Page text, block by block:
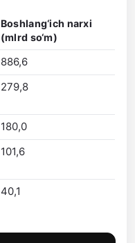
Boshlang‘ich narxi
(mlrd so‘m)
886,6
279,8
180,0
101,6
40,1